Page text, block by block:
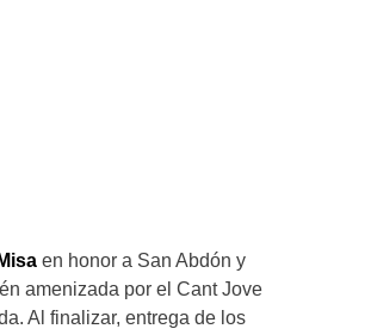
en honor a San Abdón y
amenizada por el Cant Jove
Al finalizar, entrega de los